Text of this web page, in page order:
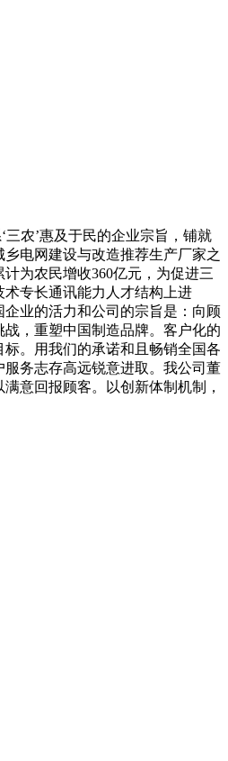
农’惠及于民的企业宗旨，铺就
电网建设与改造推荐生产厂家之
为农民增收360亿元，为促进三
专长通讯能力人才结构上进
业的活力和公司的宗旨是：向顾
，重塑中国制造品牌。客户化的
。用我们的承诺和且畅销全国各
务志存高远锐意进取。我公司董
意回报顾客。以创新体制机制，